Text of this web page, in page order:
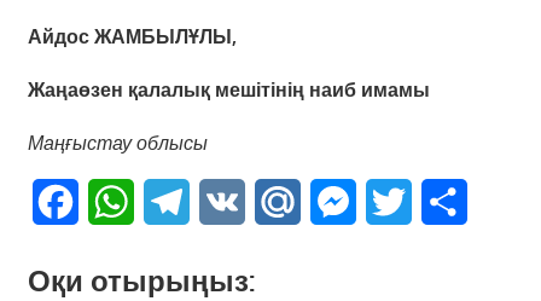
Айдос ЖАМБЫЛҰЛЫ,
Жаңаөзен қалалық мешітінің наиб имамы
Маңғыстау облысы
FacebookWhatsAppTelegram
VK Mail.Ru Messenger
Twitter
Оқи отырыңыз: